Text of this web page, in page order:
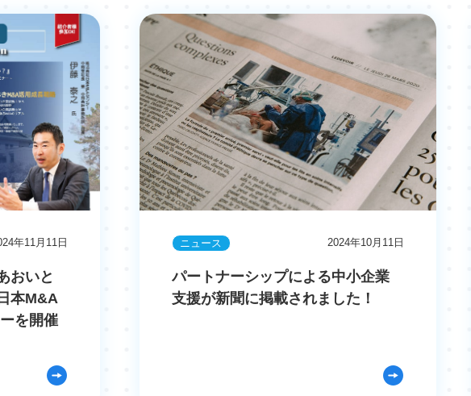
年11月11日
おいと
本M&A
を開催
ニュース 2024年10月11日
パートナーシップによる中小企業
支援が新聞に掲載されました！